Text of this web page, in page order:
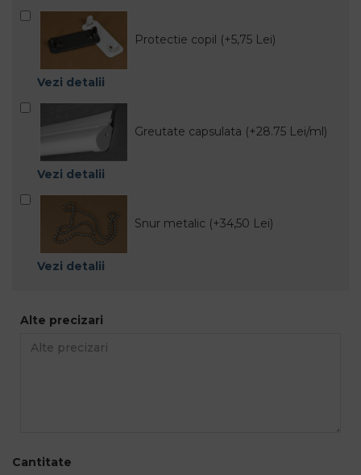
Cantitate
Protectie copil (+5,75 Lei)
Vezi detalii
Greutate capsulata (+28.75 Lei/ml)
Vezi detalii
Snur metalic (+34,50 Lei)
Vezi detalii
Alte precizari